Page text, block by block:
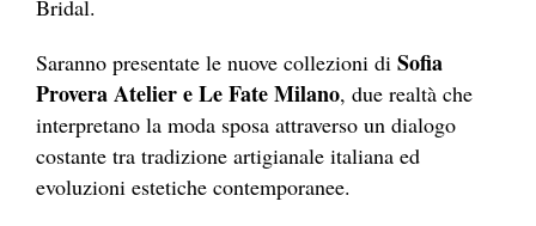
Bridal.
Saranno presentate le nuove collezioni di Sofia
Provera Atelier e Le Fate Milano, due realtà che
interpretano la moda sposa attraverso un dialogo
costante tra tradizione artigianale italiana ed
evoluzioni estetiche contemporanee.